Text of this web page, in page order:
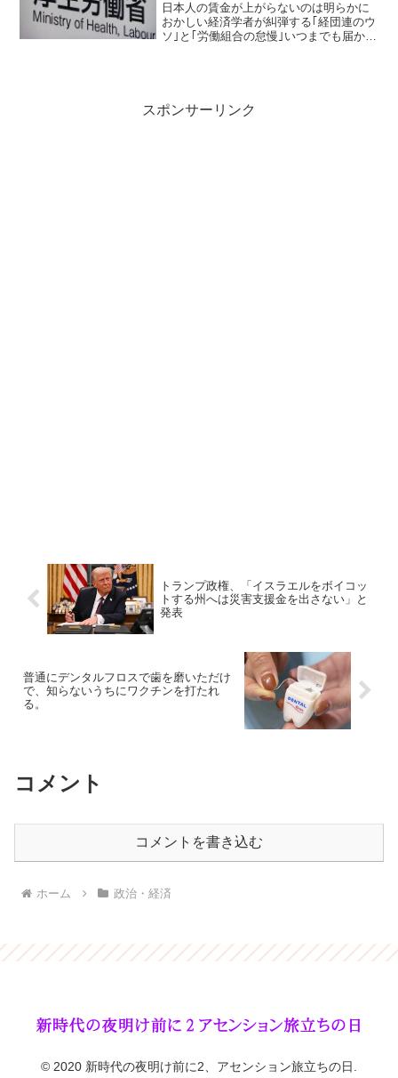
日本人の賃金が上がらないのは明らかに
おかしい経済学者が糾弾する｢経団連のウ
ソ｣と｢労働組合の怠慢｣いつまでも届かな
スポンサーリンク
トランプ政権、「イスラエルをボイコッ
トする州へは災害支援金を出さない」と
発表
普通にデンタルフロスで歯を磨いただけ
で、知らないうちにワクチンを打たれ
る。
コメント
コメントを書き込む
ホーム 政治・経済
© 2020 新時代の夜明け前に2、アセンション旅立ちの日.